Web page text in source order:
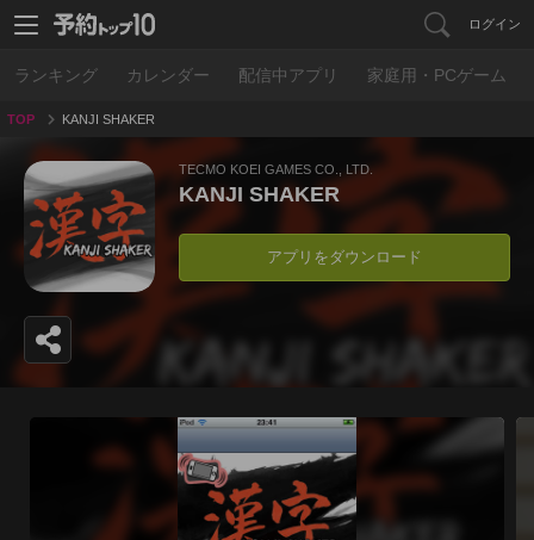
ログイン
ランキング カレンダー 配信中アプリ 家庭用・PCゲーム
TOP KANJI SHAKER
TECMO KOEI GAMES CO., LTD.
KANJI SHAKER
アプリをダウンロード